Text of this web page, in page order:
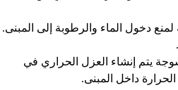
دخول الماء والرطوبة إلى المبنى.
يتم إنشاء العزل الحراري في
داخل المبنى.